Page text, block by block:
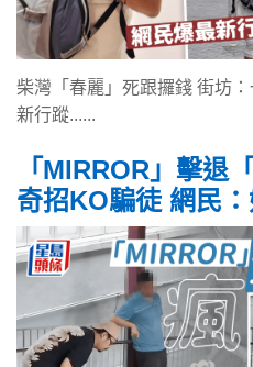
柴灣「春麗」死跟攞錢 街坊
新行蹤......
「MIRROR」擊退
奇招KO騙徒 網民：